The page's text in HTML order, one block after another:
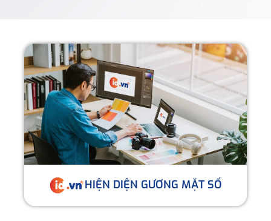
HIỆN DIỆN GƯƠNG MẶT SỐ